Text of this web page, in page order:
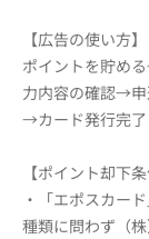
【広告の使い方】
ポイントを貯め
力内容の確認→
→カード発行完了
【ポイント却下条
・「エポスカー
種類に問わず（